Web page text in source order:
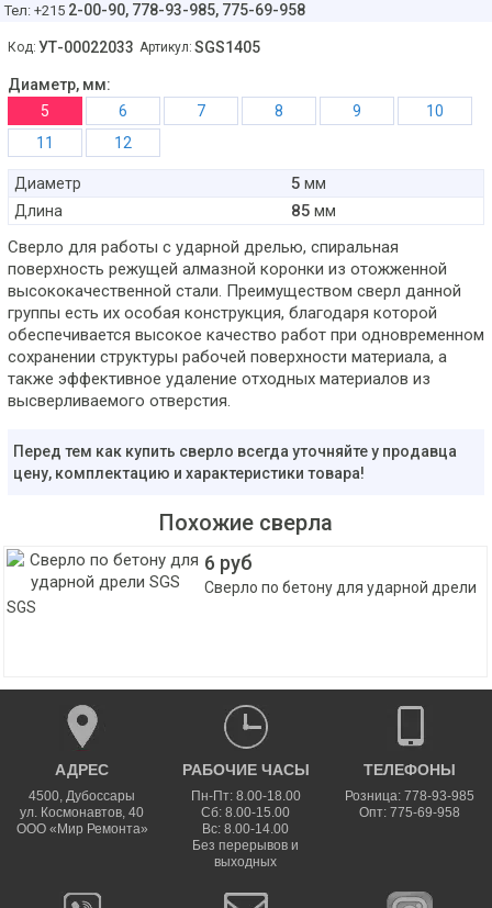
Тел: +215 2-00-90, 778-93-985, 775-69-958
Код: УТ-00022033 Артикул: SGS1405
Диаметр, мм:
5
6 7 8 9
10
11
12
Диаметр 5 мм
Длина
85 мм
Сверло для работы с ударной дрелью, спиральная
поверхность режущей алмазной коронки из отожженной
высококачественной стали. Преимуществом сверл данной
группы есть их особая конструкция, благодаря которой
обеспечивается высокое качество работ при одновременном
сохранении структуры рабочей поверхности материала, а
также эффективное удаление отходных материалов из
высверливаемого отверстия.
Перед тем как купить сверло всегда уточняйте у продавца
цену, комплектацию и характеристики товара!
Похожие сверла
6 руб
Сверло по бетону для ударной дрели
SGS
АДРЕС
4500,Дубоссары
ул. Космонавтов, 40
ООО «Мир Ремонта»
РАБОЧИЕ ЧАСЫ
Пн-Пт: 8.00-18.00
Сб: 8.00-15.00
Вс: 8.00-14.00
Без перерывов и
выходных
ТЕЛЕФОНЫ
Розница: 778-93-985
Опт: 775-69-958